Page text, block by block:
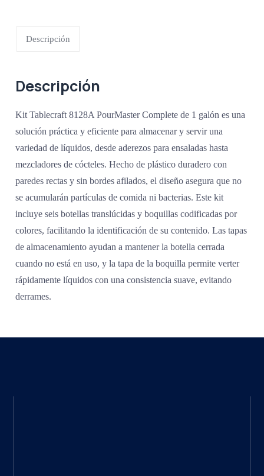
Descripción
Descripción
Kit Tablecraft 8128A PourMaster Complete de 1 galón es una
solución práctica y eficiente para almacenar y servir una
variedad de líquidos, desde aderezos para ensaladas hasta
mezcladores de cócteles. Hecho de plástico duradero con
paredes rectas y sin bordes afilados, el diseño asegura que no
se acumularán partículas de comida ni bacterias. Este kit
incluye seis botellas translúcidas y boquillas codificadas por
colores, facilitando la identificación de su contenido. Las tapas
de almacenamiento ayudan a mantener la botella cerrada
cuando no está en uso, y la tapa de la boquilla permite verter
rápidamente líquidos con una consistencia suave, evitando
derrames.